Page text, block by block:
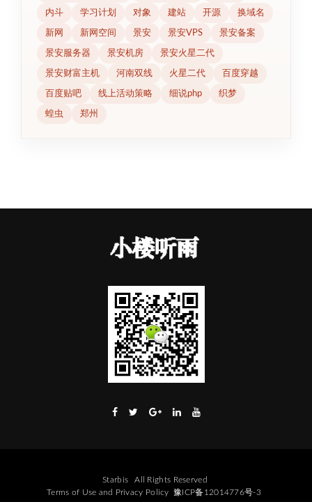
内斗 学习计划 对象 建站 开源 换域名
新网 新网空间 景安 景安VPS 景安备案
景安服务器 景安机房 景安火星二代
景安财富主机 河南双线 火星二代 百度穿越
百度贴吧 线上活动策略 细说php 织梦
蝗虫 郑州
Starbis
All Rights Reserved
Terms of Use and Privacy Policy 豫ICP备12014776号-3